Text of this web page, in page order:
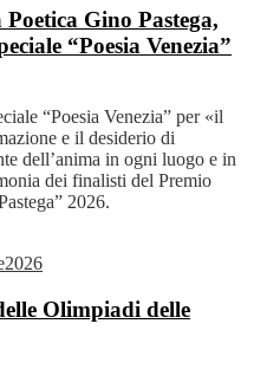
Gino Pastega,
“Poesia Venezia”
“Poesia Venezia” per «il
e il desiderio di
dell’anima in ogni luogo e in
dei finalisti del Premio
2026.
Olimpiadi delle